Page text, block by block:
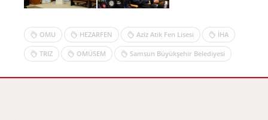
OMU HEZARFEN Aziz Atik Fen Lisesi İHA
TRIZ OMÜSEM Samsun Büyükşehir Belediyesi